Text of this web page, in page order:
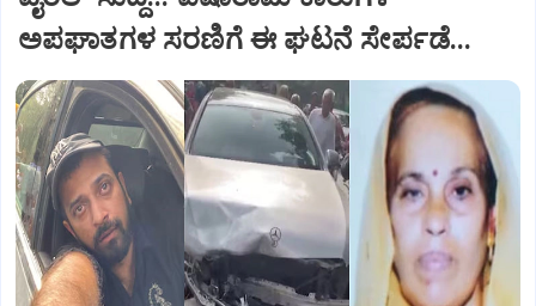
ಅಪಘಾತಗಳ ಸರಣಿಗೆ ಈ ಘಟನೆ ಸೇರ್ಪಡೆ...